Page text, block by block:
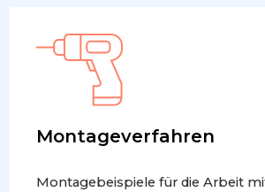
Montageverfahren
Montagebeispiele für die Arbeit